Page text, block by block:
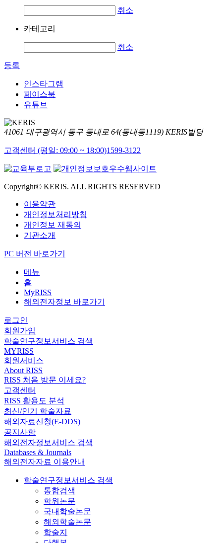
취소
카테고리
취소
등록
인스타그램
페이스북
유튜브
41061 대구광역시 동구 동내로 64(동내동1119) KERIS빌딩
고객센터 (평일: 09:00 ~ 18:00)1599-3122
Copyright© KERIS. ALL RIGHTS RESERVED
이용약관
개인정보처리방침
개인정보 재동의
기관소개
PC 버전 바로가기
메뉴
홈
MyRISS
해외전자정보 바로가기
로그인
회원가입
학술연구정보서비스 검색
MYRISS
회원서비스
About RISS
RISS 처음 방문 이세요?
고객센터
RISS 활용도 분석
최신/인기 학술자료
해외자료신청(E-DDS)
공지사항
해외전자정보서비스 검색
Databases & Journals
해외전자자료 이용안내
학술연구정보서비스 검색
통합검색
학위논문
국내학술논문
해외학술논문
학술지